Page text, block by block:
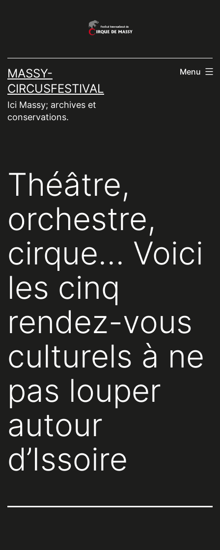
MASSY-
CIRCUSFESTIVAL
Ici Massy; archives et
conservations.
Menu
Théâtre,
orchestre,
cirque… Voici
les cinq
rendez-vous
culturels à ne
pas louper
autour
d’Issoire